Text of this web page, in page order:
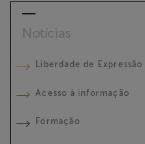
Notícias
Liberdade de Expressão
Acesso à informação
Formação